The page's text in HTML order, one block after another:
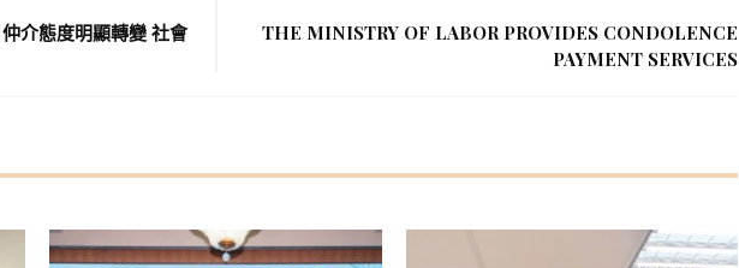
介態度明顯轉變 社會
THE MINISTRY OF LABOR PROVIDES CONDOLENCE
PAYMENT SERVICES